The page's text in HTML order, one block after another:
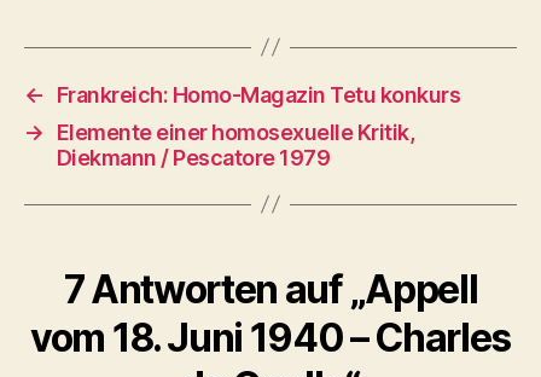
←
Frankreich: Homo-Magazin Tetu konkurs
→
Elemente einer homosexuelle Kritik,
Diekmann / Pescatore 1979
7 Antworten auf „Appell
vom 18. Juni 1940 – Charles